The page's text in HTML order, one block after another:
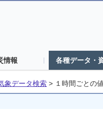
情報 各種データ・
象データ検索 > １時間ごとの